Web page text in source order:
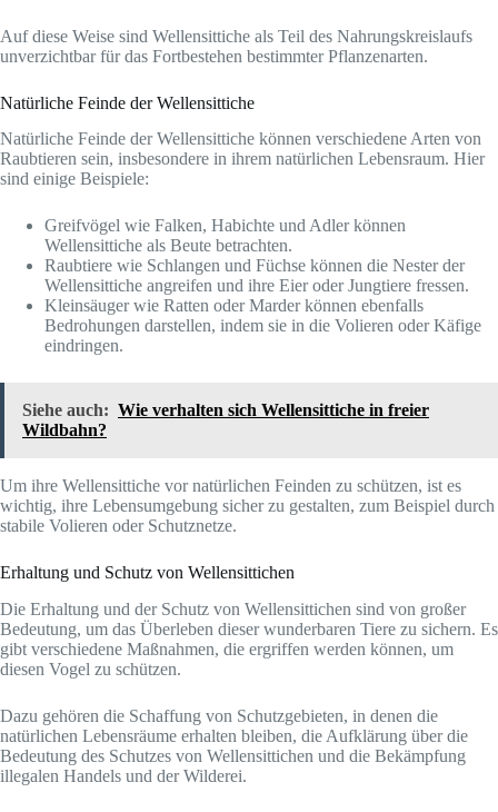
Auf diese Weise sind Wellensittiche als Teil des Nahrungskreislaufs
unverzichtbar für das Fortbestehen bestimmter Pflanzenarten.
Natürliche Feinde der Wellensittiche
Natürliche Feinde der Wellensittiche können verschiedene Arten von
Raubtieren sein, insbesondere in ihrem natürlichen Lebensraum. Hier
sind einige Beispiele:
Greifvögel wie Falken, Habichte und Adler können
Wellensittiche als Beute betrachten.
Raubtiere wie Schlangen und Füchse können die Nester der
Wellensittiche angreifen und ihre Eier oder Jungtiere fressen.
Kleinsäuger wie Ratten oder Marder können ebenfalls
Bedrohungen darstellen, indem sie in die Volieren oder Käfige
eindringen.
Siehe auch: Wie verhalten sich Wellensittiche in freier
Wildbahn?
Um ihre Wellensittiche vor natürlichen Feinden zu schützen, ist es
wichtig, ihre Lebensumgebung sicher zu gestalten, zum Beispiel durch
stabile Volieren oder Schutznetze.
Erhaltung und Schutz von Wellensittichen
Die Erhaltung und der Schutz von Wellensittichen sind von großer
Bedeutung, um das Überleben dieser wunderbaren Tiere zu sichern. Es
gibt verschiedene Maßnahmen, die ergriffen werden können, um
diesen Vogel zu schützen.
Dazu gehören die Schaffung von Schutzgebieten, in denen die
natürlichen Lebensräume erhalten bleiben, die Aufklärung über die
Bedeutung des Schutzes von Wellensittichen und die Bekämpfung
illegalen Handels und der Wilderei.